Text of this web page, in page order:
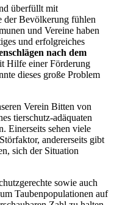
überfüllt mit
der Bevölkerung fühlen
und Vereine haben
und erfolgreiches
nach dem
Hilfe einer Förderung
dieses große Problem
Verein Bitten von
tierschutz-adäquaten
Einerseits sehen viele
andererseits gibt
sich der Situation
sowie auch
Taubenpopulationen auf